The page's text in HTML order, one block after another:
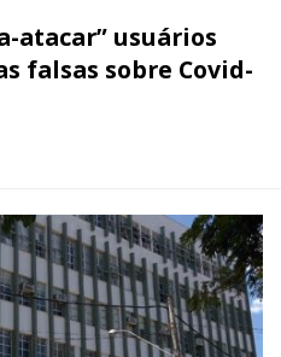
atacar” usuários
falsas sobre Covid-